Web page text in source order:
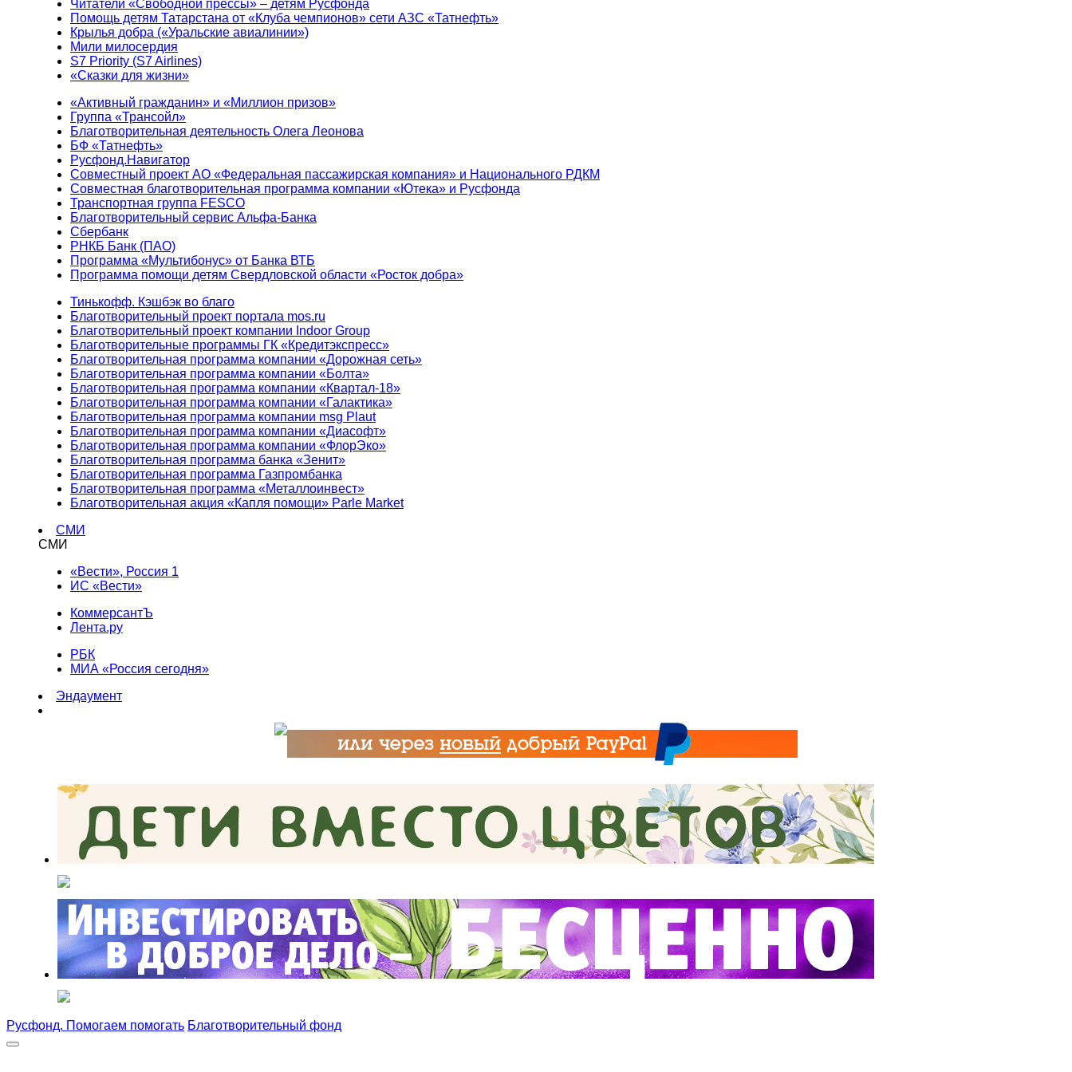
Читатели «Свободной прессы» – детям Русфонда
Помощь детям Татарстана от «Клуба чемпионов» сети АЗС «Татнефть»
Крылья добра («Уральские авиалинии»)
Мили милосердия
S7 Priority (S7 Airlines)
«Сказки для жизни»
«Активный гражданин» и «Миллион призов»
Группа «Трансойл»
Благотворительная деятельность Олега Леонова
БФ «Татнефть»
Русфонд.Навигатор
Совместный проект АО «Федеральная пассажирская компания» и Национального РДКМ
Совместная благотворительная программа компании «Ютека» и Русфонда
Транспортная группа FESCO
Благотворительный сервис Альфа-Банка
Сбербанк
РНКБ Банк (ПАО)
Программа «Мультибонус» от Банка ВТБ
Программа помощи детям Свердловской области «Росток добра»
Тинькофф. Кэшбэк во благо
Благотворительный проект портала mos.ru
Благотворительный проект компании Indoor Group
Благотворительные программы ГК «Кредитэкспресс»
Благотворительная программа компании «Дорожная сеть»
Благотворительная программа компании «Болта»
Благотворительная программа компании «Квартал-18»
Благотворительная программа компании «Галактика»
Благотворительная программа компании msg Plaut
Благотворительная программа компании «Диасофт»
Благотворительная программа компании «ФлорЭко»
Благотворительная программа банка «Зенит»
Благотворительная программа Газпромбанка
Благотворительная программа «Металлоинвест»
Благотворительная акция «Капля помощи» Parle Market
СМИ
СМИ
«Вести», Россия 1
ИС «Вести»
КоммерсантЪ
Лента.ру
РБК
МИА «Россия сегодня»
Эндаумент
Русфонд. Помогаем помогать Благотворительный фонд